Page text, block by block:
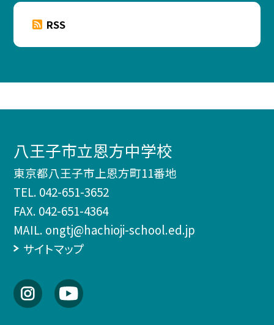
RSS
八王子市立恩方中学校
東京都八王子市上恩方町11番地
TEL. 042-651-3652
FAX. 042-651-4364
MAIL. ongtj@hachioji-school.ed.jp
サイトマップ